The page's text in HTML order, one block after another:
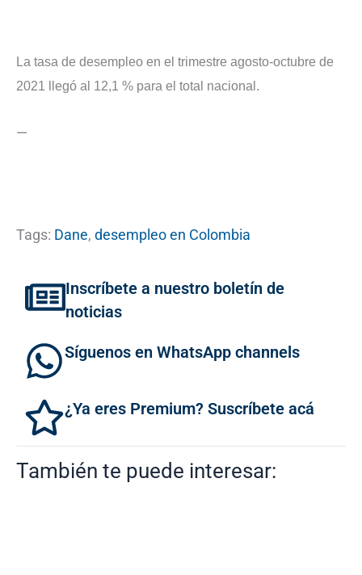
La tasa de desempleo en el trimestre agosto-octubre de
2021 llegó al 12,1 % para el total nacional.
—
Tags: Dane, desempleo en Colombia
Inscríbete a nuestro boletín de
noticias
Síguenos en WhatsApp channels
¿Ya eres Premium? Suscríbete acá
También te puede interesar: